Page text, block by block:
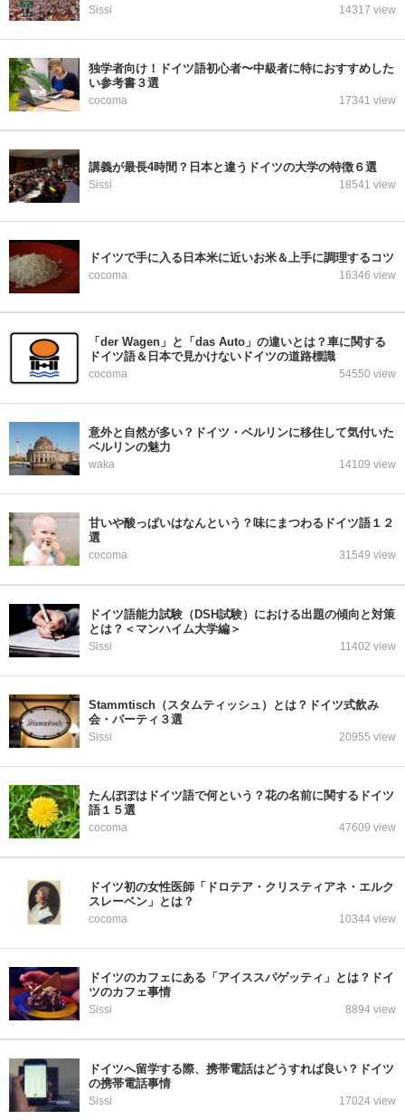
Sissi 14317 view
独学者向け！ドイツ語初心者〜中級者に特におすすめした
い参考書３選
cocoma 17341 view
講義が最長4時間？日本と違うドイツの大学の特徴６選
Sissi 18541 view
ドイツで手に入る日本米に近いお米＆上手に調理するコツ
cocoma 16346 view
「der Wagen」と「das Auto」の違いとは？車に関する
ドイツ語＆日本で見かけないドイツの道路標識
cocoma 54550 view
意外と自然が多い？ドイツ・ベルリンに移住して気付いた
ベルリンの魅力
waka 14109 view
甘いや酸っぱいはなんという？味にまつわるドイツ語１２
選
cocoma 31549 view
ドイツ語能力試験（DSH試験）における出題の傾向と対策
とは？＜マンハイム大学編＞
Sissi 11402 view
Stammtisch（スタムティッシュ）とは？ドイツ式飲み
会・パーティ３選
Sissi 20955 view
たんぽぽはドイツ語で何という？花の名前に関するドイツ
語１５選
cocoma 47609 view
ドイツ初の女性医師「ドロテア・クリスティアネ・エルク
スレーベン」とは？
cocoma 10344 view
ドイツのカフェにある「アイススパゲッティ」とは？ドイ
ツのカフェ事情
Sissi 8894 view
ドイツへ留学する際、携帯電話はどうすれば良い？ドイツ
の携帯電話事情
Sissi 17024 view